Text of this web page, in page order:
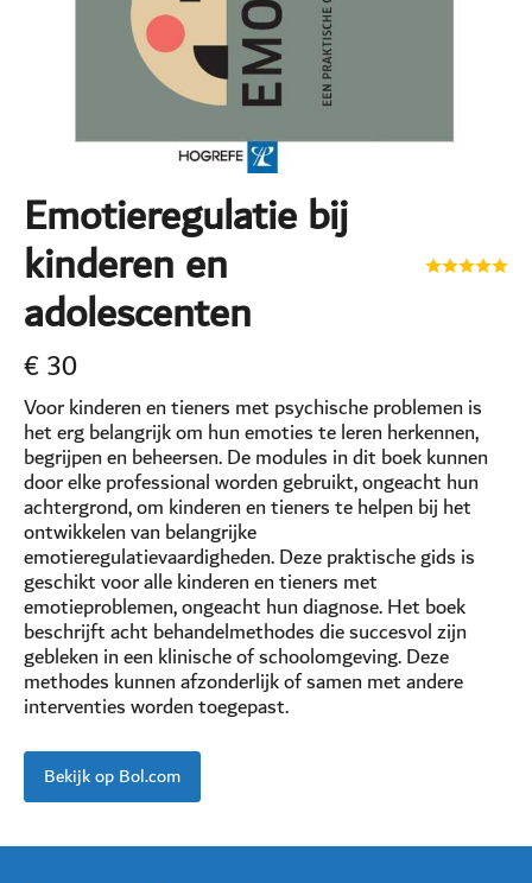
Emotieregulatie bij
kinderen en
adolescenten
€30
Voor kinderen en tieners met psychische problemen is
het erg belangrijk om hun emoties te leren herkennen,
begrijpen en beheersen. De modules in dit boek kunnen
door elke professional worden gebruikt, ongeacht hun
achtergrond, om kinderen en tieners te helpen bij het
ontwikkelen van belangrijke
emotieregulatievaardigheden. Deze praktische gids is
geschikt voor alle kinderen en tieners met
emotieproblemen, ongeacht hun diagnose. Het boek
beschrijft acht behandelmethodes die succesvol zijn
gebleken in een klinische of schoolomgeving. Deze
methodes kunnen afzonderlijk of samen met andere
interventies worden toegepast.
Bekijk op Bol.com